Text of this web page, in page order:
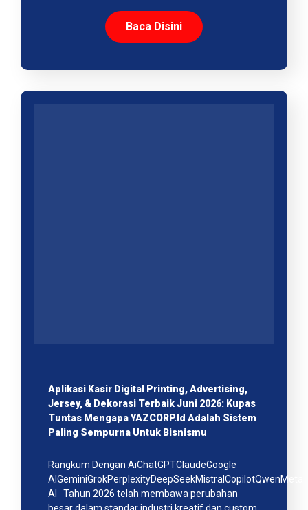
Baca Disini
Aplikasi Kasir Digital Printing, Advertising,
Jersey, & Dekorasi Terbaik Juni 2026: Kupas
Tuntas Mengapa YAZCORP.id Adalah Sistem
Paling Sempurna Untuk Bisnismu
Rangkum Dengan AiChatGPTClaudeGoogle
AIGeminiGrokPerplexityDeepSeekMistralCopilotQwenMeta
AI Tahun 2026 telah membawa perubahan